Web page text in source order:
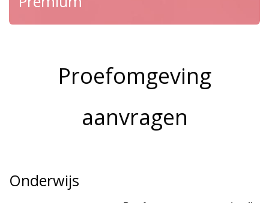
Proefomgeving
aanvragen
Onderwijs